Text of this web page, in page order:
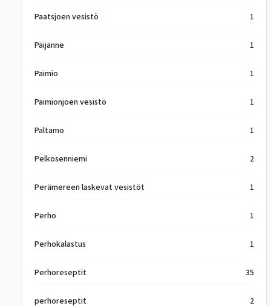
Paatsjoen vesistö 1
Päijänne 1
Paimio 1
Paimionjoen vesistö 1
Paltamo 1
Pelkosenniemi 2
Perämereen laskevat vesistöt 1
Perho 1
Perhokalastus 1
Perhoreseptit 35
perhoreseptit 2